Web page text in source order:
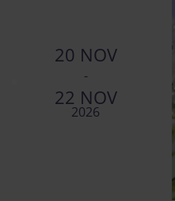
20 NOV
-
22 NOV
2026